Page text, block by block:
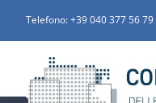
al
contenuto
Telefono:+39 040 377 56 79